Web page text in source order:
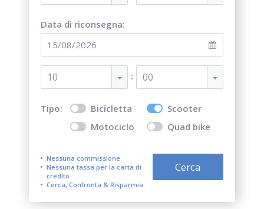
Data di riconsegna:
10 : 00
Tipo: Bicicletta
Scooter
Motociclo
Quad bike
Nessuna commissione
Nessuna tassa per la carta di
credito
Cerca, Confronta & Risparmia
Cerca